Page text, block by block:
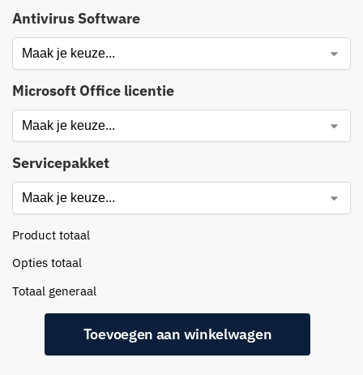
Antivirus Software
Microsoft Office licentie
Servicepakket
Product totaal
Opties totaal
Totaal generaal
Toevoegen aan winkelwagen